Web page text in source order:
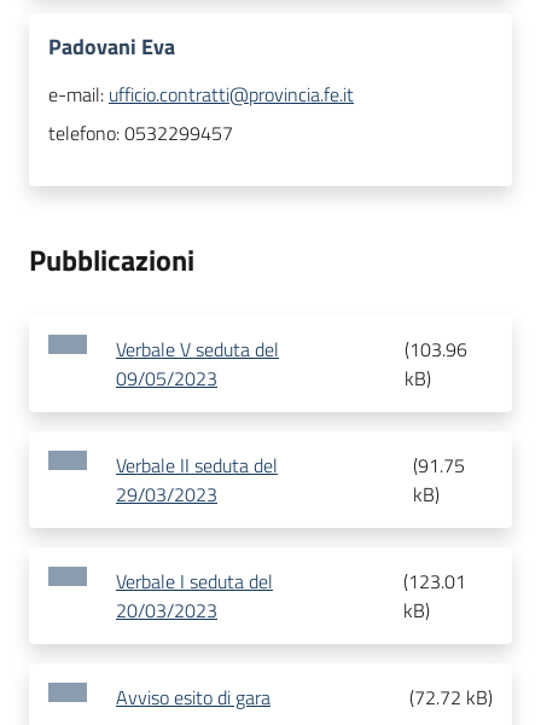
Padovani Eva
e-mail: ufficio.contratti@provincia.fe.it
telefono:0532299457
Pubblicazioni
Verbale V seduta del
09/05/2023
(103.96
kB)
Verbale II seduta del
29/03/2023
(91.75
kB)
Verbale I seduta del
20/03/2023
(123.01
kB)
Avviso esito di gara (72.72 kB)